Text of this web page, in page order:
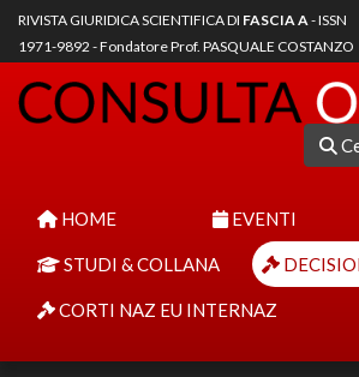
RIVISTA GIURIDICA SCIENTIFICA DI FASCIA A- ISSN
1971-9892 - Fondatore Prof. PASQUALE COSTANZO
HOME EVENTI
STUDI & COLLANA
CORTI NAZ EU INTERNAZ